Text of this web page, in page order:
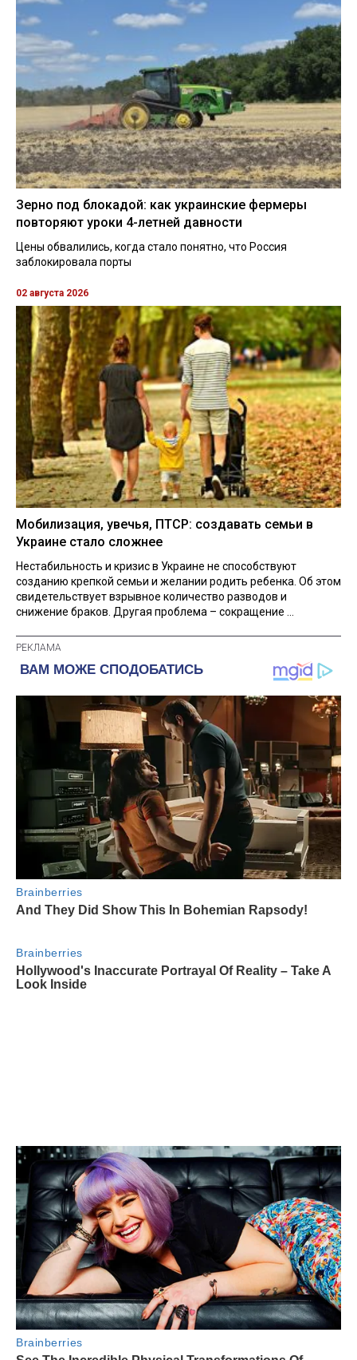
Зерно под блокадой: как украинские фермеры
повторяют уроки 4-летней давности
Цены обвалились, когда стало понятно, что Россия
заблокировала порты
02 августа 2026
Мобилизация, увечья, ПТСР: создавать семьи в
Украине стало сложнее
Нестабильность и кризис в Украине не способствуют
созданию крепкой семьи и желании родить ребенка. Об этом
свидетельствует взрывное количество разводов и
снижение браков. Другая проблема – сокращение ...